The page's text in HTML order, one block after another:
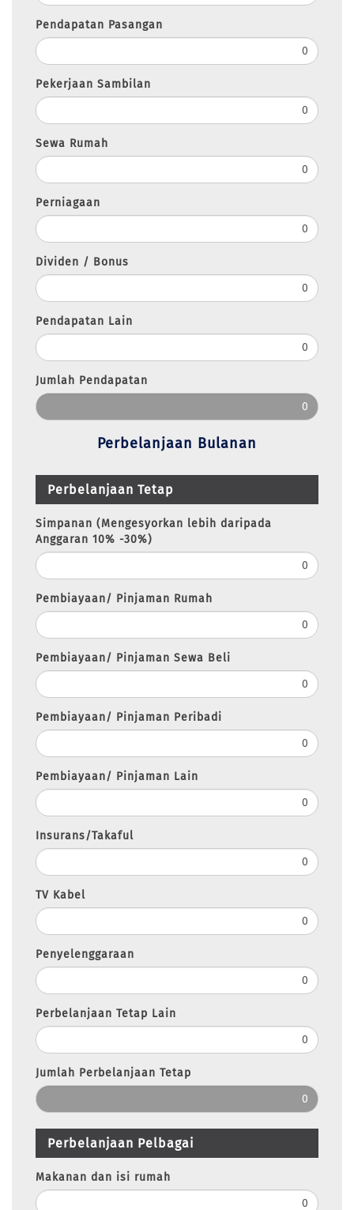
Pendapatan Pasangan
Pekerjaan Sambilan
Sewa Rumah
Perniagaan
Dividen / Bonus
Pendapatan Lain
Jumlah Pendapatan
Perbelanjaan Bulanan
Perbelanjaan Tetap
Simpanan (Mengesyorkan lebih daripada
Anggaran 10% -30%)
Pembiayaan/ Pinjaman Rumah
Pembiayaan/ Pinjaman Sewa Beli
Pembiayaan/ Pinjaman Peribadi
Pembiayaan/ Pinjaman Lain
Insurans/Takaful
TV Kabel
Penyelenggaraan
Perbelanjaan Tetap Lain
Jumlah Perbelanjaan Tetap
Perbelanjaan Pelbagai
Makanan dan isi rumah